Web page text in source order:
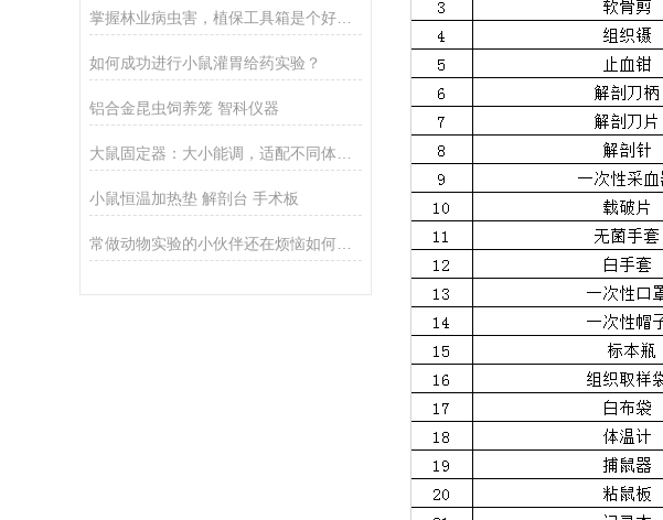
掌握林业病虫害，植保工具箱是个好帮手
如何成功进行小鼠灌胃给药实验？
铝合金昆虫饲养笼 智科仪器
小鼠恒温加热垫 解剖台 手术板
常做动物实验的小伙伴还在烦恼如何麻醉小动物吗？